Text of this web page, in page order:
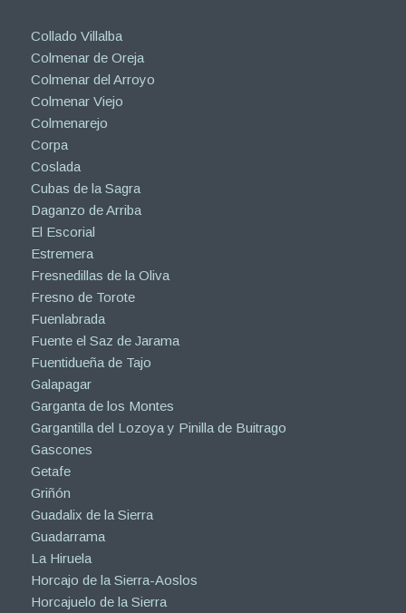
Collado Villalba
Colmenar de Oreja
Colmenar del Arroyo
Colmenar Viejo
Colmenarejo
Corpa
Coslada
Cubas de la Sagra
Daganzo de Arriba
El Escorial
Estremera
Fresnedillas de la Oliva
Fresno de Torote
Fuenlabrada
Fuente el Saz de Jarama
Fuentidueña de Tajo
Galapagar
Garganta de los Montes
Gargantilla del Lozoya y Pinilla de Buitrago
Gascones
Getafe
Griñón
Guadalix de la Sierra
Guadarrama
La Hiruela
Horcajo de la Sierra-Aoslos
Horcajuelo de la Sierra